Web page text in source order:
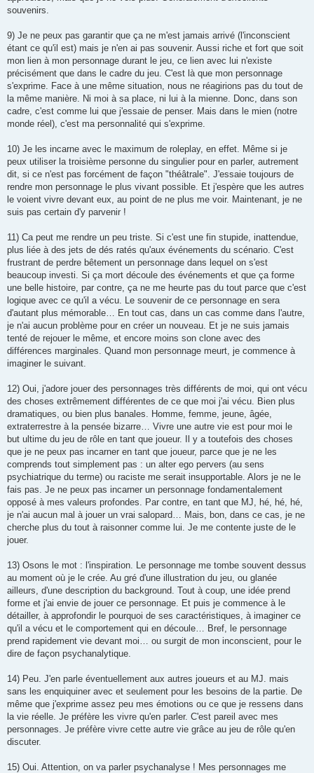
souvenirs.
9) Je ne peux pas garantir que ça ne m'est jamais arrivé (l'inconscient
étant ce qu'il est) mais je n'en ai pas souvenir. Aussi riche et fort que soit
mon lien à mon personnage durant le jeu, ce lien avec lui n'existe
précisément que dans le cadre du jeu. C'est là que mon personnage
s'exprime. Face à une même situation, nous ne réagirions pas du tout de
la même manière. Ni moi à sa place, ni lui à la mienne. Donc, dans son
cadre, c'est comme lui que j'essaie de penser. Mais dans le mien (notre
monde réel), c'est ma personnalité qui s'exprime.
10) Je les incarne avec le maximum de roleplay, en effet. Même si je
peux utiliser la troisième personne du singulier pour en parler, autrement
dit, si ce n'est pas forcément de façon "théâtrale". J'essaie toujours de
rendre mon personnage le plus vivant possible. Et j'espère que les autres
le voient vivre devant eux, au point de ne plus me voir. Maintenant, je ne
suis pas certain d'y parvenir !
11) Ca peut me rendre un peu triste. Si c'est une fin stupide, inattendue,
plus liée à des jets de dés ratés qu'aux événements du scénario. C'est
frustrant de perdre bêtement un personnage dans lequel on s'est
beaucoup investi. Si ça mort découle des événements et que ça forme
une belle histoire, par contre, ça ne me heurte pas du tout parce que c'est
logique avec ce qu'il a vécu. Le souvenir de ce personnage en sera
d'autant plus mémorable… En tout cas, dans un cas comme dans l'autre,
je n'ai aucun problème pour en créer un nouveau. Et je ne suis jamais
tenté de rejouer le même, et encore moins son clone avec des
différences marginales. Quand mon personnage meurt, je commence à
imaginer le suivant.
12) Oui, j'adore jouer des personnages très différents de moi, qui ont vécu
des choses extrêmement différentes de ce que moi j'ai vécu. Bien plus
dramatiques, ou bien plus banales. Homme, femme, jeune, âgée,
extraterrestre à la pensée bizarre… Vivre une autre vie est pour moi le
but ultime du jeu de rôle en tant que joueur. Il y a toutefois des choses
que je ne peux pas incarner en tant que joueur, parce que je ne les
comprends tout simplement pas : un alter ego pervers (au sens
psychiatrique du terme) ou raciste me serait insupportable. Alors je ne le
fais pas. Je ne peux pas incarner un personnage fondamentalement
opposé à mes valeurs profondes. Par contre, en tant que MJ, hé, hé, hé,
je n'ai aucun mal à jouer un vrai salopard… Mais, bon, dans ce cas, je ne
cherche plus du tout à raisonner comme lui. Je me contente juste de le
jouer.
13) Osons le mot : l'inspiration. Le personnage me tombe souvent dessus
au moment où je le crée. Au gré d'une illustration du jeu, ou glanée
ailleurs, d'une description du background. Tout à coup, une idée prend
forme et j'ai envie de jouer ce personnage. Et puis je commence à le
détailler, à approfondir le pourquoi de ses caractéristiques, à imaginer ce
qu'il a vécu et le comportement qui en découle… Bref, le personnage
prend rapidement vie devant moi… ou surgit de mon inconscient, pour le
dire de façon psychanalytique.
14) Peu. J'en parle éventuellement aux autres joueurs et au MJ. mais
sans les enquiquiner avec et seulement pour les besoins de la partie. De
même que j'exprime assez peu mes émotions ou ce que je ressens dans
la vie réelle. Je préfère les vivre qu'en parler. C'est pareil avec mes
personnages. Je préfère vivre cette autre vie grâce au jeu de rôle qu'en
discuter.
15) Oui. Attention, on va parler psychanalyse ! Mes personnages me